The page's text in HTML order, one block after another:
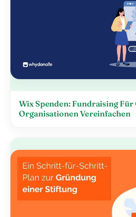
Wix Spenden: Fundraising Für
Organisationen Vereinfachen